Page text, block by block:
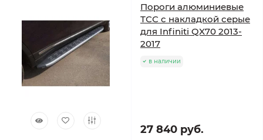
Пороги алюминиевые
ТСС с накладкой серые
для Infiniti QX70 2013-
2017
в наличии
27 840 руб.